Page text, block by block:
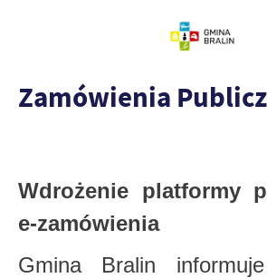
Zamówienia
Wdrożenie platformy
e-zamówienia
Gmina Bralin